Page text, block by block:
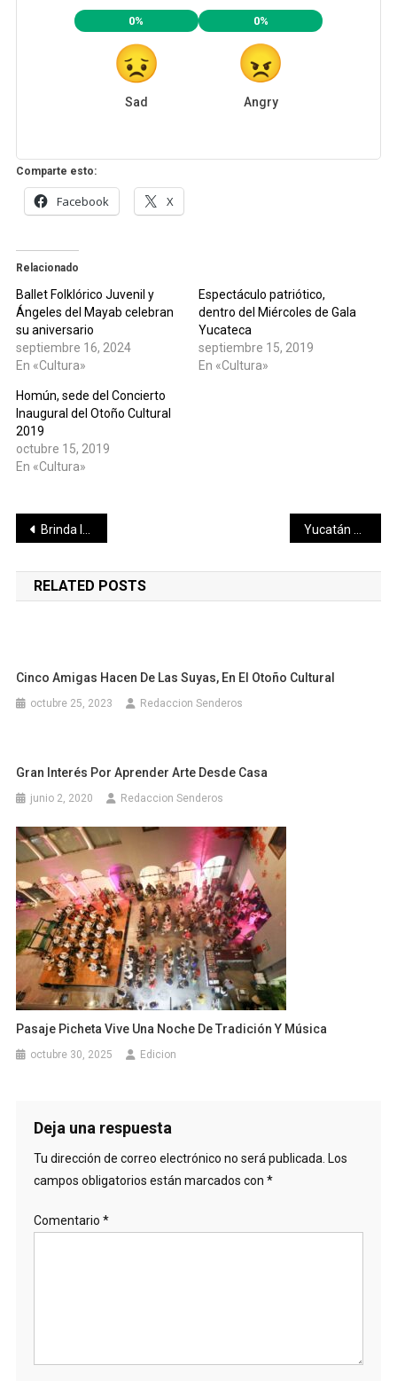
0%
Sad
0%
Angry
Comparte esto:
Facebook X
Relacionado
Ballet Folklórico Juvenil y
Ángeles del Mayab celebran
su aniversario
septiembre 16, 2024
En «Cultura»
Espectáculo patriótico,
dentro del Miércoles de Gala
Yucateca
septiembre 15, 2019
En «Cultura»
Homún, sede del Concierto
Inaugural del Otoño Cultural
2019
octubre 15, 2019
En «Cultura»
Navegación
de
entradas
Brinda IMSS Yucatán recomendaciones para proteger la salud de las embarazadas
RELATED POSTS
Cinco Amigas Hacen De Las Suyas, En El Otoño Cultural
octubre 25, 2023 Redaccion Senderos
Gran Interés Por Aprender Arte Desde Casa
junio 2, 2020 Redaccion Senderos
Pasaje Picheta Vive Una Noche De Tradición Y Música
octubre 30, 2025 Edicion
Deja una respuesta
Tu dirección de correo electrónico no será publicada. Los
campos obligatorios están marcados con *
Comentario *